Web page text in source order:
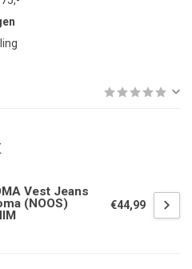
Vest Jeans
(NOOS)
€44,99